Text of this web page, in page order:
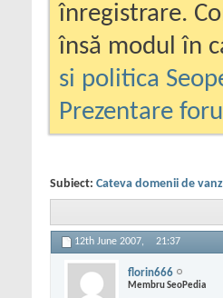
înregistrare.
însă modul în
si politica
Prezentare
Subiect: Cateva domenii de
12th June 2007, 21:37
florin666
Membru SeoPedia